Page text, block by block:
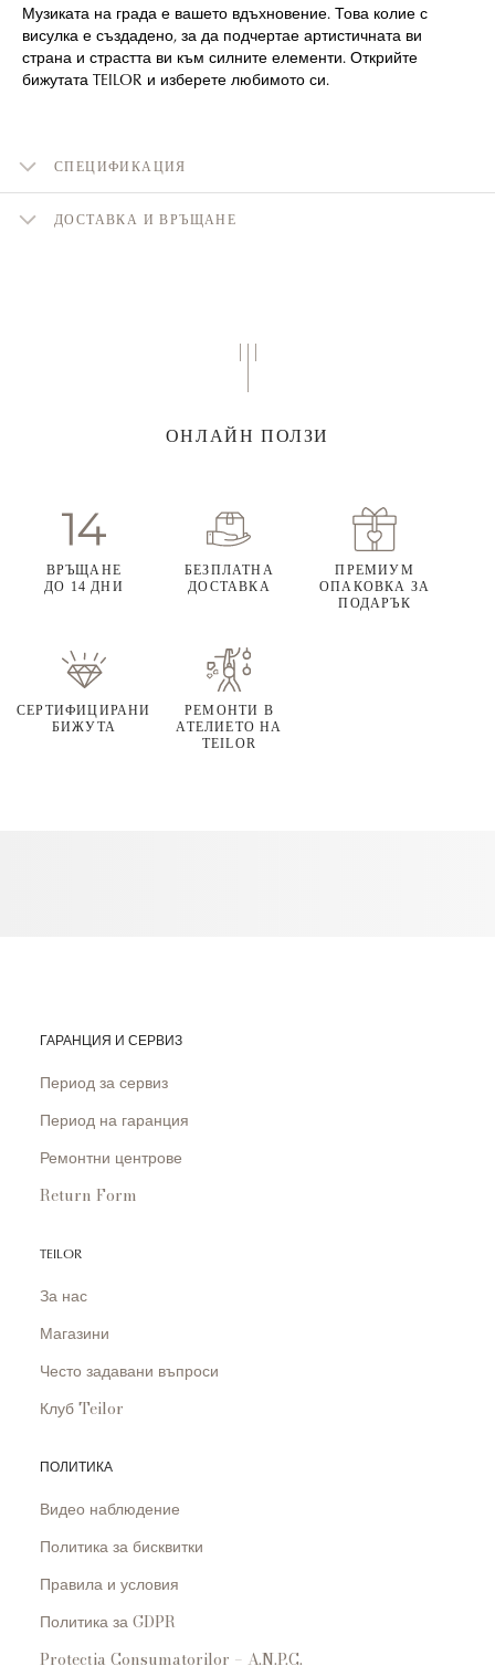
Музиката на града е вашето вдъхновение. Това колие с
висулка е създадено, за да подчертае артистичната ви
страна и страстта ви към силните елементи. Открийте
бижутата TEILOR и изберете любимото си.
СПЕЦИФИКАЦИЯ
ДОСТАВКА И ВРЪЩАНЕ
ОНЛАЙН ПОЛЗИ
ВРЪЩАНЕ
ДО 14 ДНИ
БЕЗПЛАТНА
ДОСТАВКА
ПРЕМИУМ
ОПАКОВКА ЗА
ПОДАРЪК
СЕРТИФИЦИРАНИ
БИЖУТА
РЕМОНТИ В
АТЕЛИЕТО НА
TEILOR
ГАРАНЦИЯ И СЕРВИЗ
Период за сервиз
Период на гаранция
Ремонтни центрове
Return Form
TEILOR
За нас
Магазини
Често задавани въпроси
Клуб Teilor
ПОЛИТИКА
Видео наблюдение
Политика за бисквитки
Правила и условия
Политика за GDPR
Protecția Consumatorilor – A.N.P.C.